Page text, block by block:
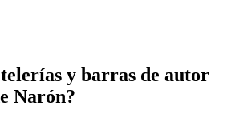
y barras de autor
Narón?